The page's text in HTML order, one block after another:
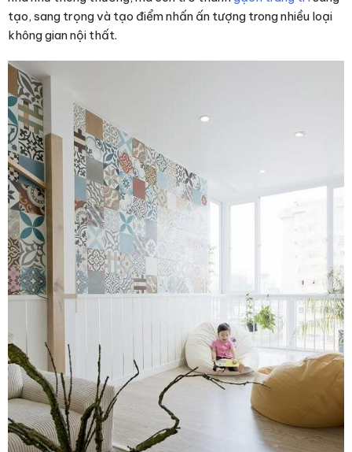
tạo, sang trọng và tạo điểm nhấn ấn tượng trong nhiều loại
không gian nội thất.